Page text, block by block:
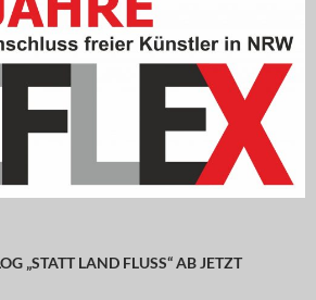
„STATT LAND FLUSS“ AB JETZT